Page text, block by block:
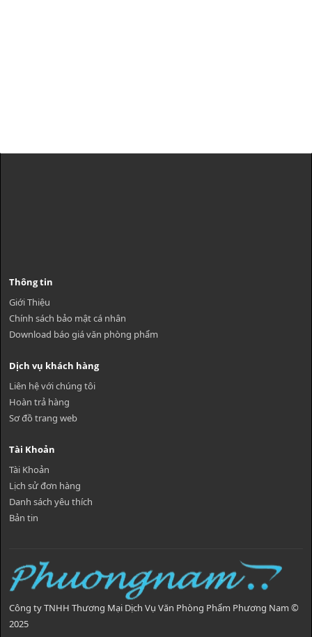
Thông tin
Giới Thiệu
Chính sách bảo mật cá nhân
Download báo giá văn phòng phẩm
Dịch vụ khách hàng
Liên hệ với chúng tôi
Hoàn trả hàng
Sơ đồ trang web
Tài Khoản
Tài Khoản
Lịch sử đơn hàng
Danh sách yêu thích
Bản tin
Công ty TNHH Thương Mại Dịch Vụ Văn Phòng Phẩm Phương Nam ©
2025